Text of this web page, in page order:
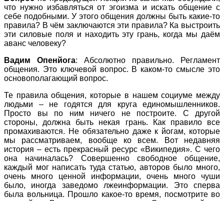
что нужно избавляться от эгоизма и искать общение с
себе подобными. У этого общения должны быть какие-то
правила? В чём заключаются эти правила? Ка выстроить
эти силовые поля и находить эту грань, когда мы даём
аванс человеку?
Вадим Опенйога: Абсолютно правильно. Регламент
общения. Это ключевой вопрос. В каком-то смысле это
основополагающий вопрос.
Те правила общения, которые в нашем социуме между
людьми – не годятся для круга единомышленников.
Просто вы по ним ничего не построите. С другой
стороны, должна быть некая грань. Как правило все
промахиваются. Не обязательно даже к йогам, которые
мы рассматриваем, вообще ко всем. Вот недавняя
история – есть прекрасный ресурс «Википедия». С чего
она начиналась? Совершенно свободное общение,
каждый мог написать туда статью, авторов было много,
очень много ценной информации, очень много чуши
было, иногда заведомо лжеинформации. Это сперва
была вольница. Прошло какое-то время, посмотрите во